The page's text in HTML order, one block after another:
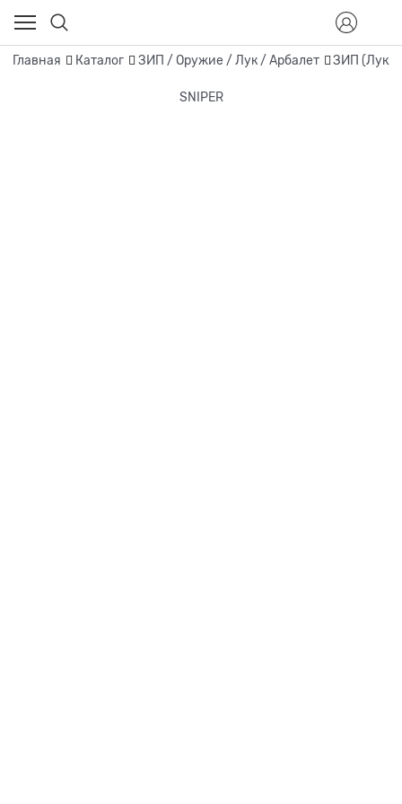
Главная Каталог ЗИП / Оружие / Лук / Арбалет ЗИП (Лук,
SNIPER